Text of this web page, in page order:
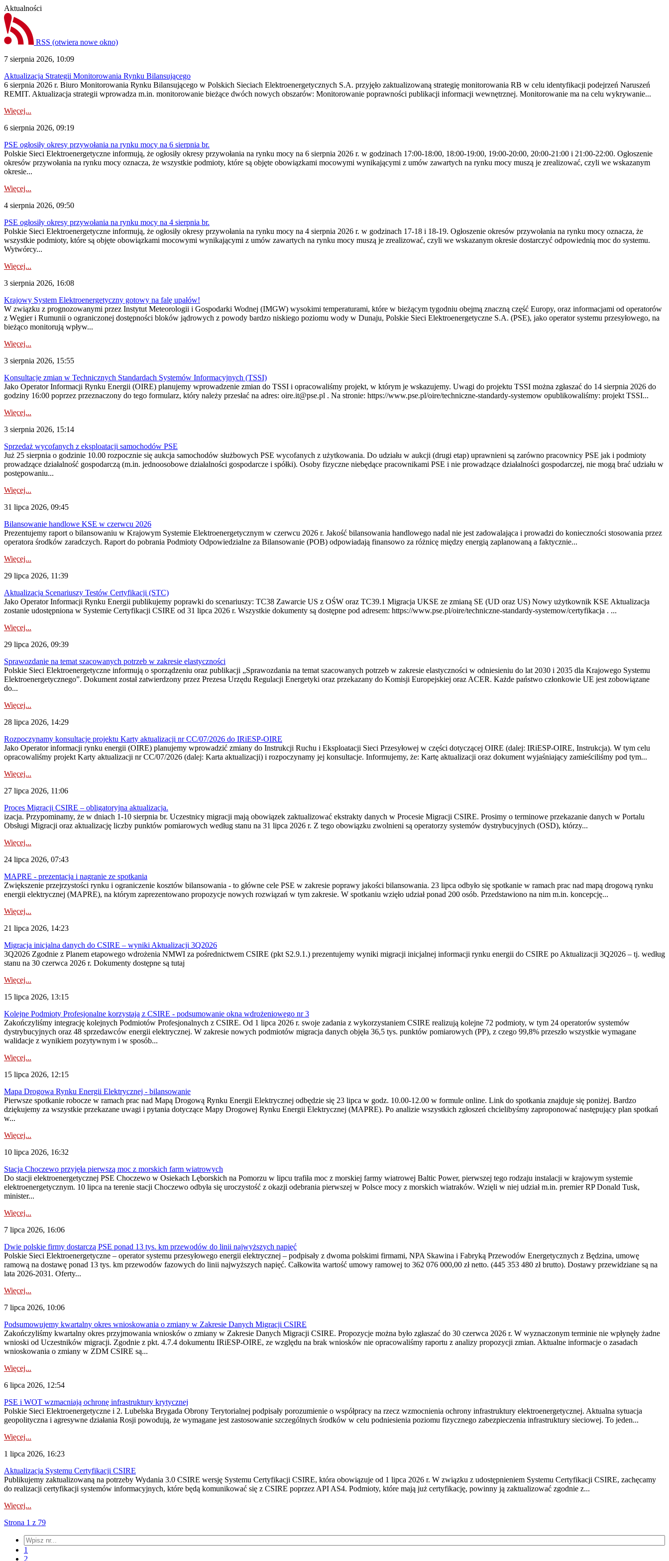
Aktualności
RSS (otwiera nowe okno)
7 sierpnia 2026, 10:09
Aktualizacja Strategii Monitorowania Rynku Bilansującego
6 sierpnia 2026 r. Biuro Monitorowania Rynku Bilansującego w Polskich Sieciach Elektroenergetycznych S.A. przyjęło zaktualizowaną strategię monitorowania RB w celu identyfikacji podejrzeń Naruszeń
REMIT. Aktualizacja strategii wprowadza m.in. monitorowanie bieżące dwóch nowych obszarów: Monitorowanie poprawności publikacji informacji wewnętrznej. Monitorowanie ma na celu wykrywanie...
Więcej...
6 sierpnia 2026, 09:19
PSE ogłosiły okresy przywołania na rynku mocy na 6 sierpnia br.
Polskie Sieci Elektroenergetyczne informują, że ogłosiły okresy przywołania na rynku mocy na 6 sierpnia 2026 r. w godzinach 17:00-18:00, 18:00-19:00, 19:00-20:00, 20:00-21:00 i 21:00-22:00. Ogłoszenie
okresów przywołania na rynku mocy oznacza, że wszystkie podmioty, które są objęte obowiązkami mocowymi wynikającymi z umów zawartych na rynku mocy muszą je zrealizować, czyli we wskazanym
okresie...
Więcej...
4 sierpnia 2026, 09:50
PSE ogłosiły okresy przywołania na rynku mocy na 4 sierpnia br.
Polskie Sieci Elektroenergetyczne informują, że ogłosiły okresy przywołania na rynku mocy na 4 sierpnia 2026 r. w godzinach 17-18 i 18-19. Ogłoszenie okresów przywołania na rynku mocy oznacza, że
wszystkie podmioty, które są objęte obowiązkami mocowymi wynikającymi z umów zawartych na rynku mocy muszą je zrealizować, czyli we wskazanym okresie dostarczyć odpowiednią moc do systemu.
Wytwórcy...
Więcej...
3 sierpnia 2026, 16:08
Krajowy System Elektroenergetyczny gotowy na falę upałów!
W związku z prognozowanymi przez Instytut Meteorologii i Gospodarki Wodnej (IMGW) wysokimi temperaturami, które w bieżącym tygodniu obejmą znaczną część Europy, oraz informacjami od operatorów
z Węgier i Rumunii o ograniczonej dostępności bloków jądrowych z powody bardzo niskiego poziomu wody w Dunaju, Polskie Sieci Elektroenergetyczne S.A. (PSE), jako operator systemu przesyłowego, na
bieżąco monitorują wpływ...
Więcej...
3 sierpnia 2026, 15:55
Konsultacje zmian w Technicznych Standardach Systemów Informacyjnych (TSSI)
Jako Operator Informacji Rynku Energii (OIRE) planujemy wprowadzenie zmian do TSSI i opracowaliśmy projekt, w którym je wskazujemy. Uwagi do projektu TSSI można zgłaszać do 14 sierpnia 2026 do
godziny 16:00 poprzez przeznaczony do tego formularz, który należy przesłać na adres: oire.it@pse.pl . Na stronie: https://www.pse.pl/oire/techniczne-standardy-systemow opublikowaliśmy: projekt TSSI...
Więcej...
3 sierpnia 2026, 15:14
Sprzedaż wycofanych z eksploatacji samochodów PSE
Już 25 sierpnia o godzinie 10.00 rozpocznie się aukcja samochodów służbowych PSE wycofanych z użytkowania. Do udziału w aukcji (drugi etap) uprawnieni są zarówno pracownicy PSE jak i podmioty
prowadzące działalność gospodarczą (m.in. jednoosobowe działalności gospodarcze i spółki). Osoby fizyczne niebędące pracownikami PSE i nie prowadzące działalności gospodarczej, nie mogą brać udziału w
postępowaniu...
Więcej...
31 lipca 2026, 09:45
Bilansowanie handlowe KSE w czerwcu 2026
Prezentujemy raport o bilansowaniu w Krajowym Systemie Elektroenergetycznym w czerwcu 2026 r. Jakość bilansowania handlowego nadal nie jest zadowalająca i prowadzi do konieczności stosowania przez
operatora środków zaradczych. Raport do pobrania Podmioty Odpowiedzialne za Bilansowanie (POB) odpowiadają finansowo za różnicę między energią zaplanowaną a faktycznie...
Więcej...
29 lipca 2026, 11:39
Aktualizacja Scenariuszy Testów Certyfikacji (STC)
Jako Operator Informacji Rynku Energii publikujemy poprawki do scenariuszy: TC38 Zawarcie US z OŚW oraz TC39.1 Migracja UKSE ze zmianą SE (UD oraz US) Nowy użytkownik KSE Aktualizacja
zostanie udostępniona w Systemie Certyfikacji CSIRE od 31 lipca 2026 r. Wszystkie dokumenty są dostępne pod adresem: https://www.pse.pl/oire/techniczne-standardy-systemow/certyfikacja . ...
Więcej...
29 lipca 2026, 09:39
Sprawozdanie na temat szacowanych potrzeb w zakresie elastyczności
Polskie Sieci Elektroenergetyczne informują o sporządzeniu oraz publikacji „Sprawozdania na temat szacowanych potrzeb w zakresie elastyczności w odniesieniu do lat 2030 i 2035 dla Krajowego Systemu
Elektroenergetycznego”. Dokument został zatwierdzony przez Prezesa Urzędu Regulacji Energetyki oraz przekazany do Komisji Europejskiej oraz ACER. Każde państwo członkowie UE jest zobowiązane
do...
Więcej...
28 lipca 2026, 14:29
Rozpoczynamy konsultacje projektu Karty aktualizacji nr CC/07/2026 do IRiESP-OIRE
Jako Operator informacji rynku energii (OIRE) planujemy wprowadzić zmiany do Instrukcji Ruchu i Eksploatacji Sieci Przesyłowej w części dotyczącej OIRE (dalej: IRiESP-OIRE, Instrukcja). W tym celu
opracowaliśmy projekt Karty aktualizacji nr CC/07/2026 (dalej: Karta aktualizacji) i rozpoczynamy jej konsultacje. Informujemy, że: Kartę aktualizacji oraz dokument wyjaśniający zamieściliśmy pod tym...
Więcej...
27 lipca 2026, 11:06
Proces Migracji CSIRE – obligatoryjna aktualizacja.
izacja. Przypominamy, że w dniach 1-10 sierpnia br. Uczestnicy migracji mają obowiązek zaktualizować ekstrakty danych w Procesie Migracji CSIRE. Prosimy o terminowe przekazanie danych w Portalu
Obsługi Migracji oraz aktualizację liczby punktów pomiarowych według stanu na 31 lipca 2026 r. Z tego obowiązku zwolnieni są operatorzy systemów dystrybucyjnych (OSD), którzy...
Więcej...
24 lipca 2026, 07:43
MAPRE - prezentacja i nagranie ze spotkania
Zwiększenie przejrzystości rynku i ograniczenie kosztów bilansowania - to główne cele PSE w zakresie poprawy jakości bilansowania. 23 lipca odbyło się spotkanie w ramach prac nad mapą drogową rynku
energii elektrycznej (MAPRE), na którym zaprezentowano propozycje nowych rozwiązań w tym zakresie. W spotkaniu wzięło udział ponad 200 osób. Przedstawiono na nim m.in. koncepcję...
Więcej...
21 lipca 2026, 14:23
Migracja inicjalna danych do CSIRE – wyniki Aktualizacji 3Q2026
3Q2026 Zgodnie z Planem etapowego wdrożenia NMWI za pośrednictwem CSIRE (pkt S2.9.1.) prezentujemy wyniki migracji inicjalnej informacji rynku energii do CSIRE po Aktualizacji 3Q2026 – tj. według
stanu na 30 czerwca 2026 r. Dokumenty dostępne są tutaj
Więcej...
15 lipca 2026, 13:15
Kolejne Podmioty Profesjonalne korzystają z CSIRE - podsumowanie okna wdrożeniowego nr 3
Zakończyliśmy integrację kolejnych Podmiotów Profesjonalnych z CSIRE. Od 1 lipca 2026 r. swoje zadania z wykorzystaniem CSIRE realizują kolejne 72 podmioty, w tym 24 operatorów systemów
dystrybucyjnych oraz 48 sprzedawców energii elektrycznej. W zakresie nowych podmiotów migracja danych objęła 36,5 tys. punktów pomiarowych (PP), z czego 99,8% przeszło wszystkie wymagane
walidacje z wynikiem pozytywnym i w sposób...
Więcej...
15 lipca 2026, 12:15
Mapa Drogowa Rynku Energii Elektrycznej - bilansowanie
Pierwsze spotkanie robocze w ramach prac nad Mapą Drogową Rynku Energii Elektrycznej odbędzie się 23 lipca w godz. 10.00-12.00 w formule online. Link do spotkania znajduje się poniżej. Bardzo
dziękujemy za wszystkie przekazane uwagi i pytania dotyczące Mapy Drogowej Rynku Energii Elektrycznej (MAPRE). Po analizie wszystkich zgłoszeń chcielibyśmy zaproponować następujący plan spotkań
w...
Więcej...
10 lipca 2026, 16:32
Stacja Choczewo przyjęła pierwszą moc z morskich farm wiatrowych
Do stacji elektroenergetycznej PSE Choczewo w Osiekach Lęborskich na Pomorzu w lipcu trafiła moc z morskiej farmy wiatrowej Baltic Power, pierwszej tego rodzaju instalacji w krajowym systemie
elektroenergetycznym. 10 lipca na terenie stacji Choczewo odbyła się uroczystość z okazji odebrania pierwszej w Polsce mocy z morskich wiatraków. Wzięli w niej udział m.in. premier RP Donald Tusk,
minister...
Więcej...
7 lipca 2026, 16:06
Dwie polskie firmy dostarczą PSE ponad 13 tys. km przewodów do linii najwyższych napięć
Polskie Sieci Elektroenergetyczne – operator systemu przesyłowego energii elektrycznej – podpisały z dwoma polskimi firmami, NPA Skawina i Fabryką Przewodów Energetycznych z Będzina, umowę
ramową na dostawę ponad 13 tys. km przewodów fazowych do linii najwyższych napięć. Całkowita wartość umowy ramowej to 362 076 000,00 zł netto. (445 353 480 zł brutto). Dostawy przewidziane są na
lata 2026-2031. Oferty...
Więcej...
7 lipca 2026, 10:06
Podsumowujemy kwartalny okres wnioskowania o zmiany w Zakresie Danych Migracji CSIRE
Zakończyliśmy kwartalny okres przyjmowania wniosków o zmiany w Zakresie Danych Migracji CSIRE. Propozycje można było zgłaszać do 30 czerwca 2026 r. W wyznaczonym terminie nie wpłynęły żadne
wnioski od Uczestników migracji. Zgodnie z pkt. 4.7.4 dokumentu IRiESP-OIRE, ze względu na brak wniosków nie opracowaliśmy raportu z analizy propozycji zmian. Aktualne informacje o zasadach
wnioskowania o zmiany w ZDM CSIRE są...
Więcej...
6 lipca 2026, 12:54
PSE i WOT wzmacniają ochronę infrastruktury krytycznej
Polskie Sieci Elektroenergetyczne i 2. Lubelska Brygada Obrony Terytorialnej podpisały porozumienie o współpracy na rzecz wzmocnienia ochrony infrastruktury elektroenergetycznej. Aktualna sytuacja
geopolityczna i agresywne działania Rosji powodują, że wymagane jest zastosowanie szczególnych środków w celu podniesienia poziomu fizycznego zabezpieczenia infrastruktury sieciowej. To jeden...
Więcej...
1 lipca 2026, 16:23
Aktualizacja Systemu Certyfikacji CSIRE
Publikujemy zaktualizowaną na potrzeby Wydania 3.0 CSIRE wersję Systemu Certyfikacji CSIRE, która obowiązuje od 1 lipca 2026 r. W związku z udostępnieniem Systemu Certyfikacji CSIRE, zachęcamy
do realizacji certyfikacji systemów informacyjnych, które będą komunikować się z CSIRE poprzez API AS4. Podmioty, które mają już certyfikację, powinny ją zaktualizować zgodnie z...
Więcej...
Strona 1 z 79
1
2